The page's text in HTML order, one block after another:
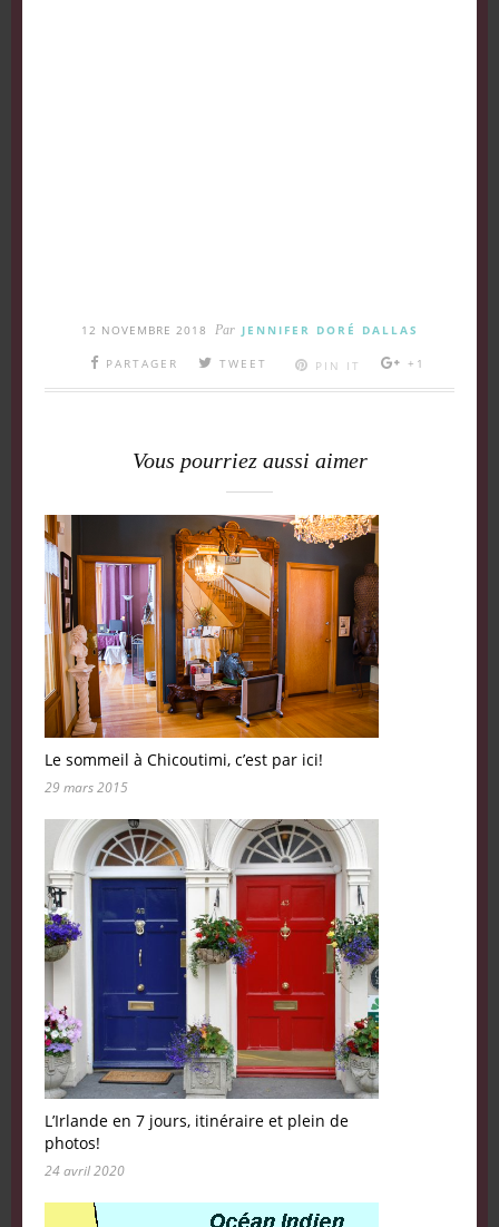
12 NOVEMBRE 2018 Par JENNIFER DORÉ DALLAS
PARTAGER TWEET PIN IT +1
Vous pourriez aussi aimer
Le sommeil à Chicoutimi, c’est par ici!
29 mars 2015
L’Irlande en 7 jours, itinéraire et plein de
photos!
24 avril 2020